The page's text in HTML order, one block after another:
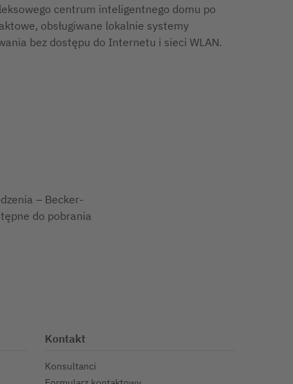
centrum inteligentnego domu po
obsługiwane lokalnie systemy
bez dostępu do Internetu i sieci WLAN.
– Becker-
do pobrania
Kontakt
Konsultanci